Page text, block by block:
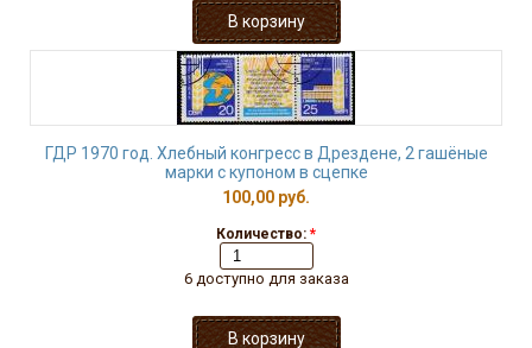
ГДР 1970 год. Хлебный конгресс в Дрездене, 2 гашёные
марки с купоном в сцепке
100,00 руб.
Количество: *
6 доступно для заказа